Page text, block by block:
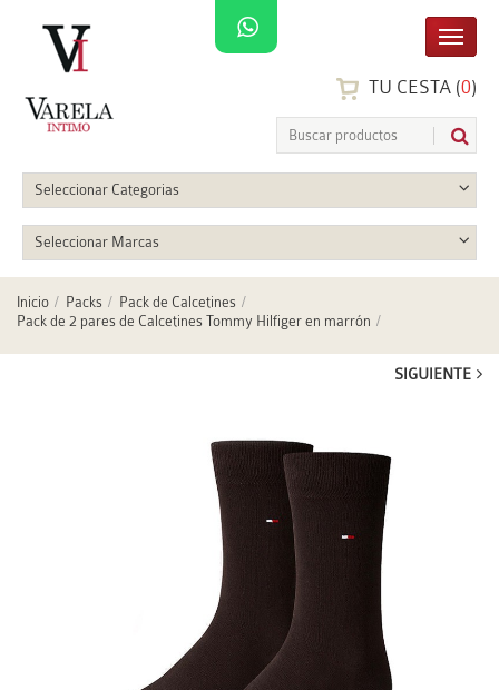
TU CESTA (0)
Seleccionar Categorias
Seleccionar Marcas
Inicio Packs
Pack de Calcetines
Pack de 2 pares de Calcetines Tommy Hilfiger en marrón
SIGUIENTE